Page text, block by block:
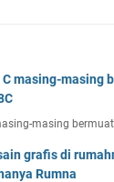
C masing-masing
masing
grafis di
Rumna